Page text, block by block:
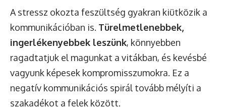
A stressz okozta feszültség gyakran kiütközik a
kommunikációban is. Türelmetlenebbek,
ingerlékenyebbek leszünk, könnyebben
ragadtatjuk el magunkat a vitákban, és kevésbé
vagyunk képesek kompromisszumokra. Ez a
negatív kommunikációs spirál tovább mélyíti a
szakadékot a felek között.